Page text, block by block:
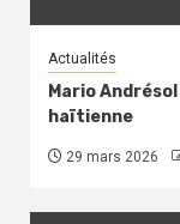
Actualités
Mario
haïtienne
29 mars 2026